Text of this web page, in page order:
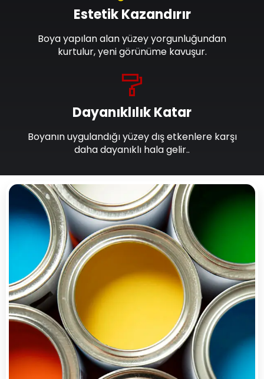
Dayanıklılık Katar
Boyanın uygulandığı yüzey dış etkenlere karşı
daha dayanıklı hala gelir..
Estetik Kazandırır
Boya yapılan alan yüzey yorgunluğundan
kurtulur, yeni görünüme kavuşur.